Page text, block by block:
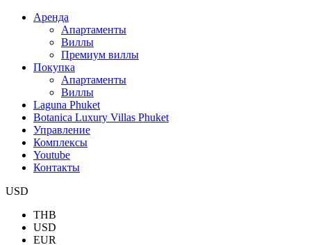
Аренда
Апартаменты
Виллы
Премиум виллы
Покупка
Апартаменты
Виллы
Laguna Phuket
Botanica Luxury Villas Phuket
Управление
Комплексы
Youtube
Контакты
USD
THB
USD
EUR